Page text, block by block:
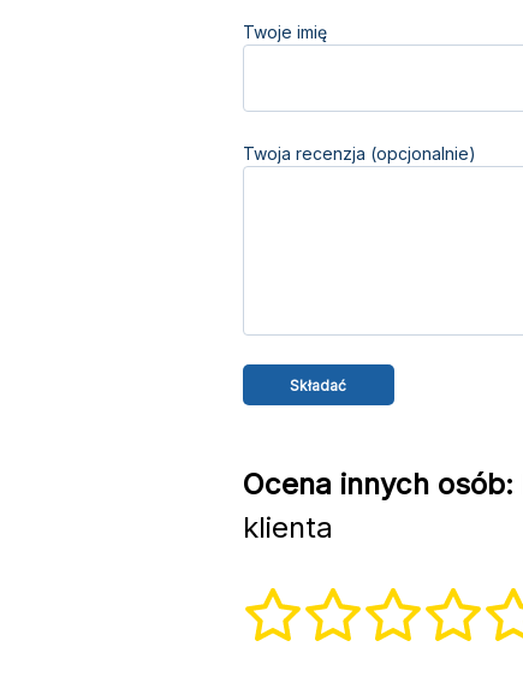
Twoje imię
Twoja recenzja (opcjonalnie)
Ocena innych osób:
klienta